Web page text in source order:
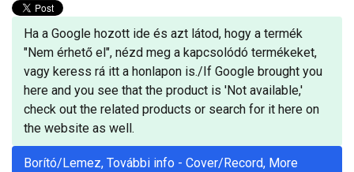
Ha a Google hozott ide és azt látod, hogy a termék
"Nem érhető el", nézd meg a kapcsolódó termékeket,
vagy keress rá itt a honlapon is./If Google brought you
here and you see that the product is 'Not available,'
check out the related products or search for it here on
the website as well.
Borító/Lemez, További info - Cover/Record, More